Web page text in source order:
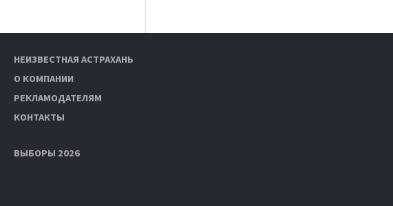
НЕИЗВЕСТНАЯ АСТРАХАНЬ
О КОМПАНИИ
РЕКЛАМОДАТЕЛЯМ
КОНТАКТЫ
ВЫБОРЫ 2026